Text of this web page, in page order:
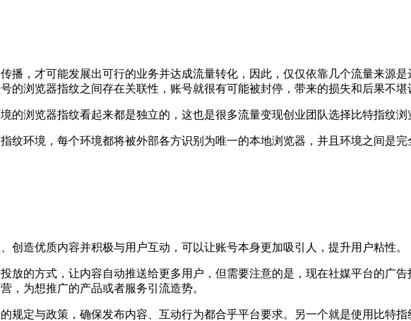
，才可能发展出可行的业务并达成流量转化，因此，仅仅依靠几个流量来源是
的浏览器指纹之间存在关联性，账号就很有可能被封停，带来的损失和后果不堪
浏览器指纹看起来都是独立的，这也是很多流量变现创业团队选择比特指纹浏
环境，每个环境都将被外部各方识别为唯一的本地浏览器，并且环境之间是完
造优质内容并积极与用户互动，可以让账号本身更加吸引人，提升用户粘性。
的方式，让内容自动推送给更多用户，但需要注意的是，现在社媒平台的广告
，为想推广的产品或者服务引流造势。
定与政策，确保发布内容、互动行为都合乎平台要求。另一个就是使用比特指